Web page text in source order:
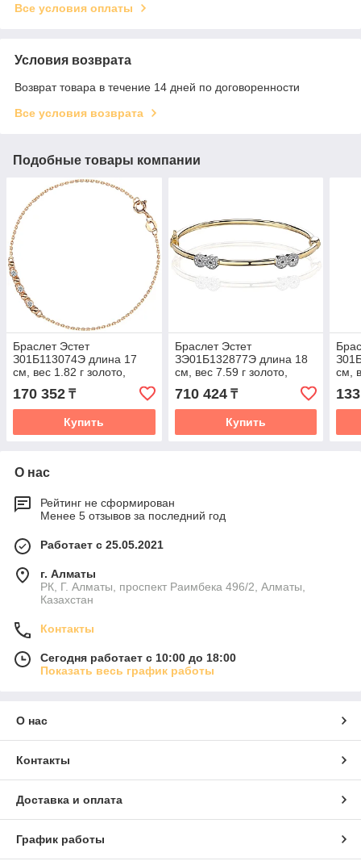
Все условия оплаты
Условия возврата
Возврат товара в течение 14 дней по договоренности
Все условия возврата
Подобные товары компании
Браслет Эстет
З01Б113074Э длина 17
см, вес 1.82 г золото,
плетение якорное
170 352 ₸
Купить
Браслет Эстет
ЗЭ01Б132877Э длина 18
см, вес 7.59 г золото,
плетение обод
710 424₸
Купить
см,
О нас
Рейтинг не сформирован
Менее 5 отзывов за последний год
Работает с 25.05.2021
г. Алматы
РК, Г. Алматы, проспект Раимбека 496/2, Алматы,
Казахстан
Контакты
Сегодня работает с 10:00 до 18:00
Показать весь график работы
О нас
Контакты
Доставка и оплата
График работы